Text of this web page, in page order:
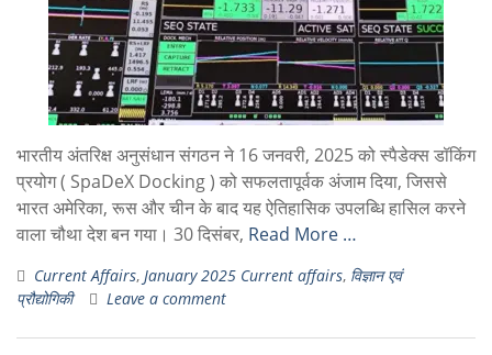
भारतीय अंतरिक्ष अनुसंधान संगठन ने 16 जनवरी, 2025 को स्पैडेक्स डॉकिंग
प्रयोग ( SpaDeX Docking ) को सफलतापूर्वक अंजाम दिया, जिससे
भारत अमेरिका, रूस और चीन के बाद यह ऐतिहासिक उपलब्धि हासिल करने
वाला चौथा देश बन गया। 30 दिसंबर, Read More …
Current Affairs, January 2025 Current affairs, विज्ञान एवं
प्रौद्योगिकी
Leave a comment